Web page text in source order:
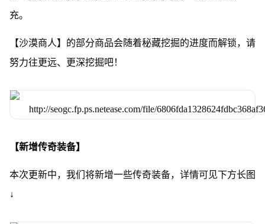
充。
【沙漠商人】的部分商品会随着秘藏挖掘的进度而解锁，请
努力往更远、更深挖掘吧！
【新增传奇装备】
本次更新中，我们将新增一些传奇装备，详情可见下方长图
↓